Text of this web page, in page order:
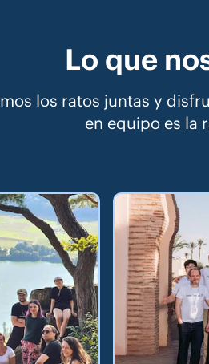
Lo que
los ratos juntas y
en equipo es la